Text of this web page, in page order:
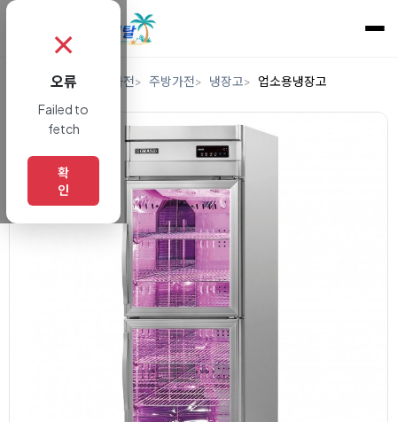
렌탈 디지털/가전 주방가전 냉장고 업소용냉장고
✗
오류
Failed to
fetch
확
인